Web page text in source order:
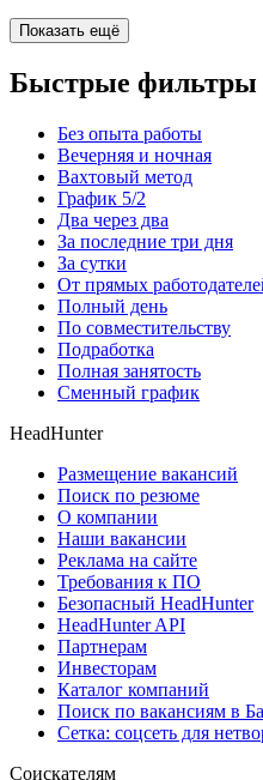
Показать ещё
Быстрые фильтры
Без опыта работы
Вечерняя и ночная
Вахтовый метод
График 5/2
Два через два
За последние три дня
За сутки
От прямых
Полный день
По совместительству
Подработка
Полная занятость
Сменный график
HeadHunter
Размещение вакансий
Поиск по резюме
О компании
Наши вакансии
Реклама на сайте
Требования к ПО
Безопасный HeadHunter
HeadHunter API
Партнерам
Инвесторам
Каталог компаний
Поиск по вакансиям в
Сетка: соцсеть для
Соискателям